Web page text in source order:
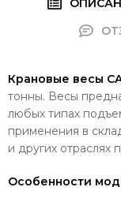
Крановые весы
тонны. Весы
любых типах
применения в
и других отраслях
Особенности